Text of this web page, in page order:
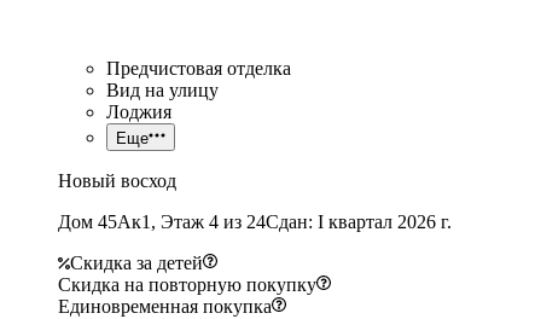
Предчистовая отделка
Вид на улицу
Лоджия
Еще
Новый восход
Дом 45Ак1, Этаж 4 из 24Сдан: I квартал 2026 г.
Скидка за детей
Скидка на повторную покупку
Единовременная покупка